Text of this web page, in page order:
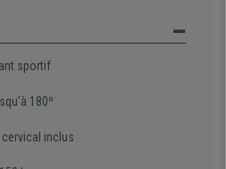
sportif
180º
inclus